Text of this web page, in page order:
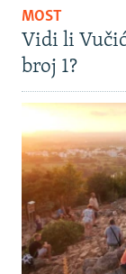
MOST
Vidi li
broj 1?